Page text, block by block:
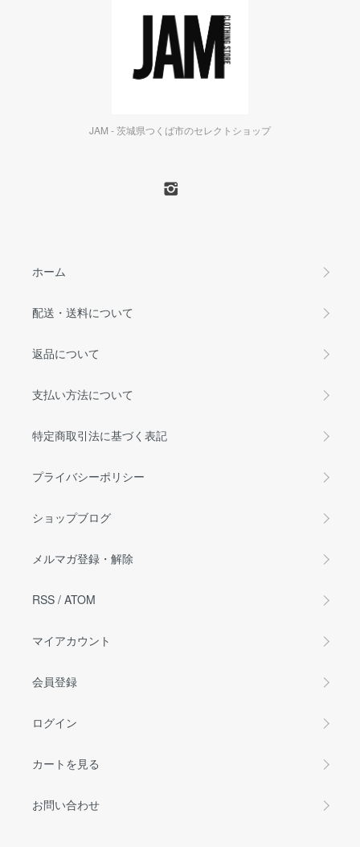
JAM - 茨城県つくば市のセレクトショップ
ホーム
配送・送料について
返品について
支払い方法について
特定商取引法に基づく表記
プライバシーポリシー
ショップブログ
メルマガ登録・解除
RSS / ATOM
マイアカウント
会員登録
ログイン
カートを見る
お問い合わせ